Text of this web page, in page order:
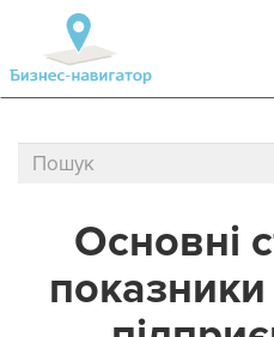
Основні
показники